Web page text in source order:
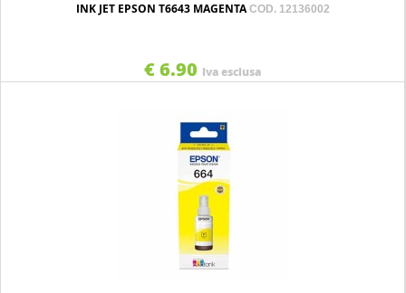
INK JET EPSON T6643 MAGENTACOD. 12136002
€ 6.90 Iva esclusa